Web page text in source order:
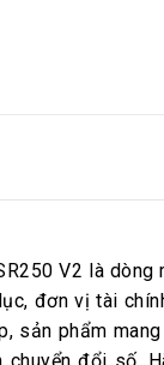
V2 là
đơn vị tài
sản phẩm
chuyển đổi số.